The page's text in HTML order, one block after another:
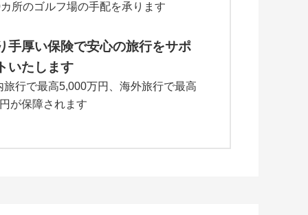
所のゴルフ場の手配を承ります
手厚い保険で安心の旅行をサポ
いたします
旅行で最高5,000万円、海外旅行で最高
が保障されます